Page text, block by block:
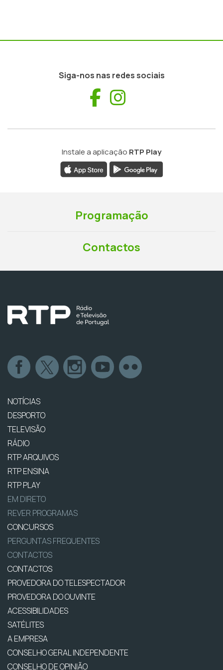
Siga-nos nas redes sociais
Facebook
Instale a aplicação RTP Play
Programação
Contactos
NOTÍCIAS
DESPORTO
TELEVISÃO
RÁDIO
RTP ARQUIVOS
RTP ENSINA
RTP PLAY
EM DIRETO
REVER PROGRAMAS
CONCURSOS
PERGUNTAS FREQUENTES
CONTACTOS
CONTACTOS
PROVEDORA DO TELESPECTADOR
PROVEDORA DO OUVINTE
ACESSIBILIDADES
SATÉLITES
A EMPRESA
CONSELHO GERAL INDEPENDENTE
CONSELHO DE OPINIÃO